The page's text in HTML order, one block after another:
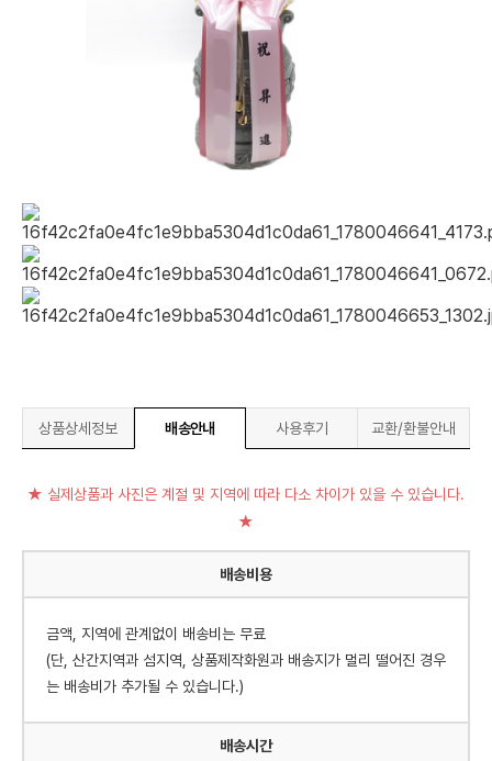
상품상세정보 배송안내 사용후기 교환/환불안내
★ 실제상품과 사진은 계절 및 지역에 따라 다소 차이가 있을 수 있습니다.
★
배송비용
금액, 지역에 관계없이 배송비는 무료
(단, 산간지역과 섬지역, 상품제작화원과 배송지가 멀리 떨어진 경우
는 배송비가 추가될 수 있습니다.)
배송시간